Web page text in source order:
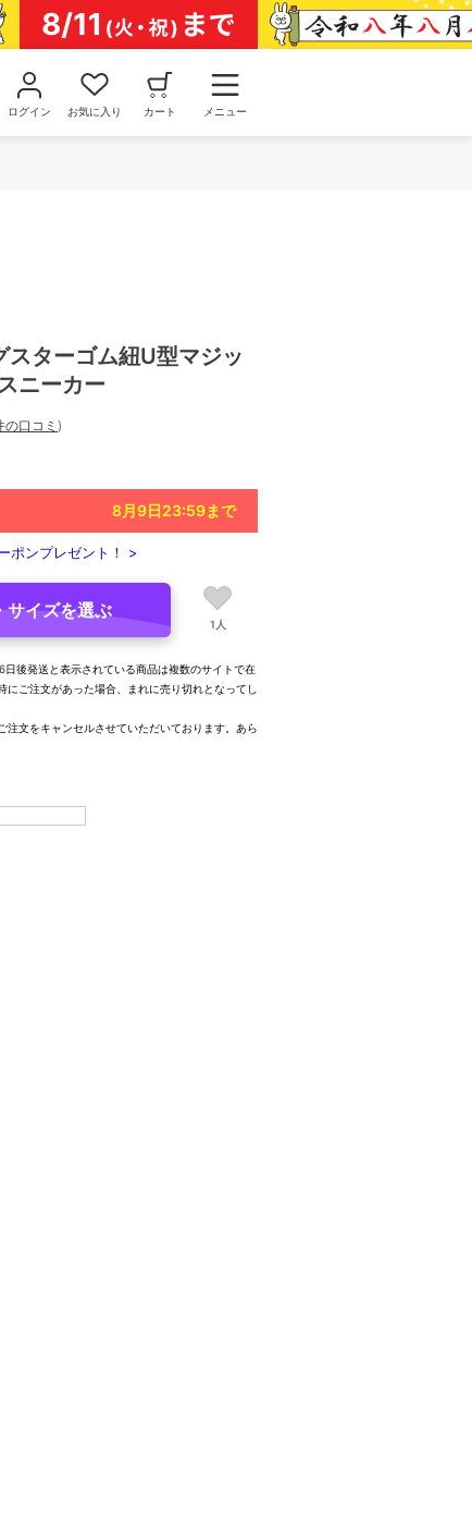
ログイン お気に入り カート メニュー
スターゴム紐U型マジッ
ニーカー
の口コミ )
8月9日23:59まで
ポンプレゼント！ >
サイズを選ぶ
1人
後発送と表示されている商品は複数のサイトで在
にご注文があった場合、まれに売り切れとなってし
注文をキャンセルさせていただいております。あら